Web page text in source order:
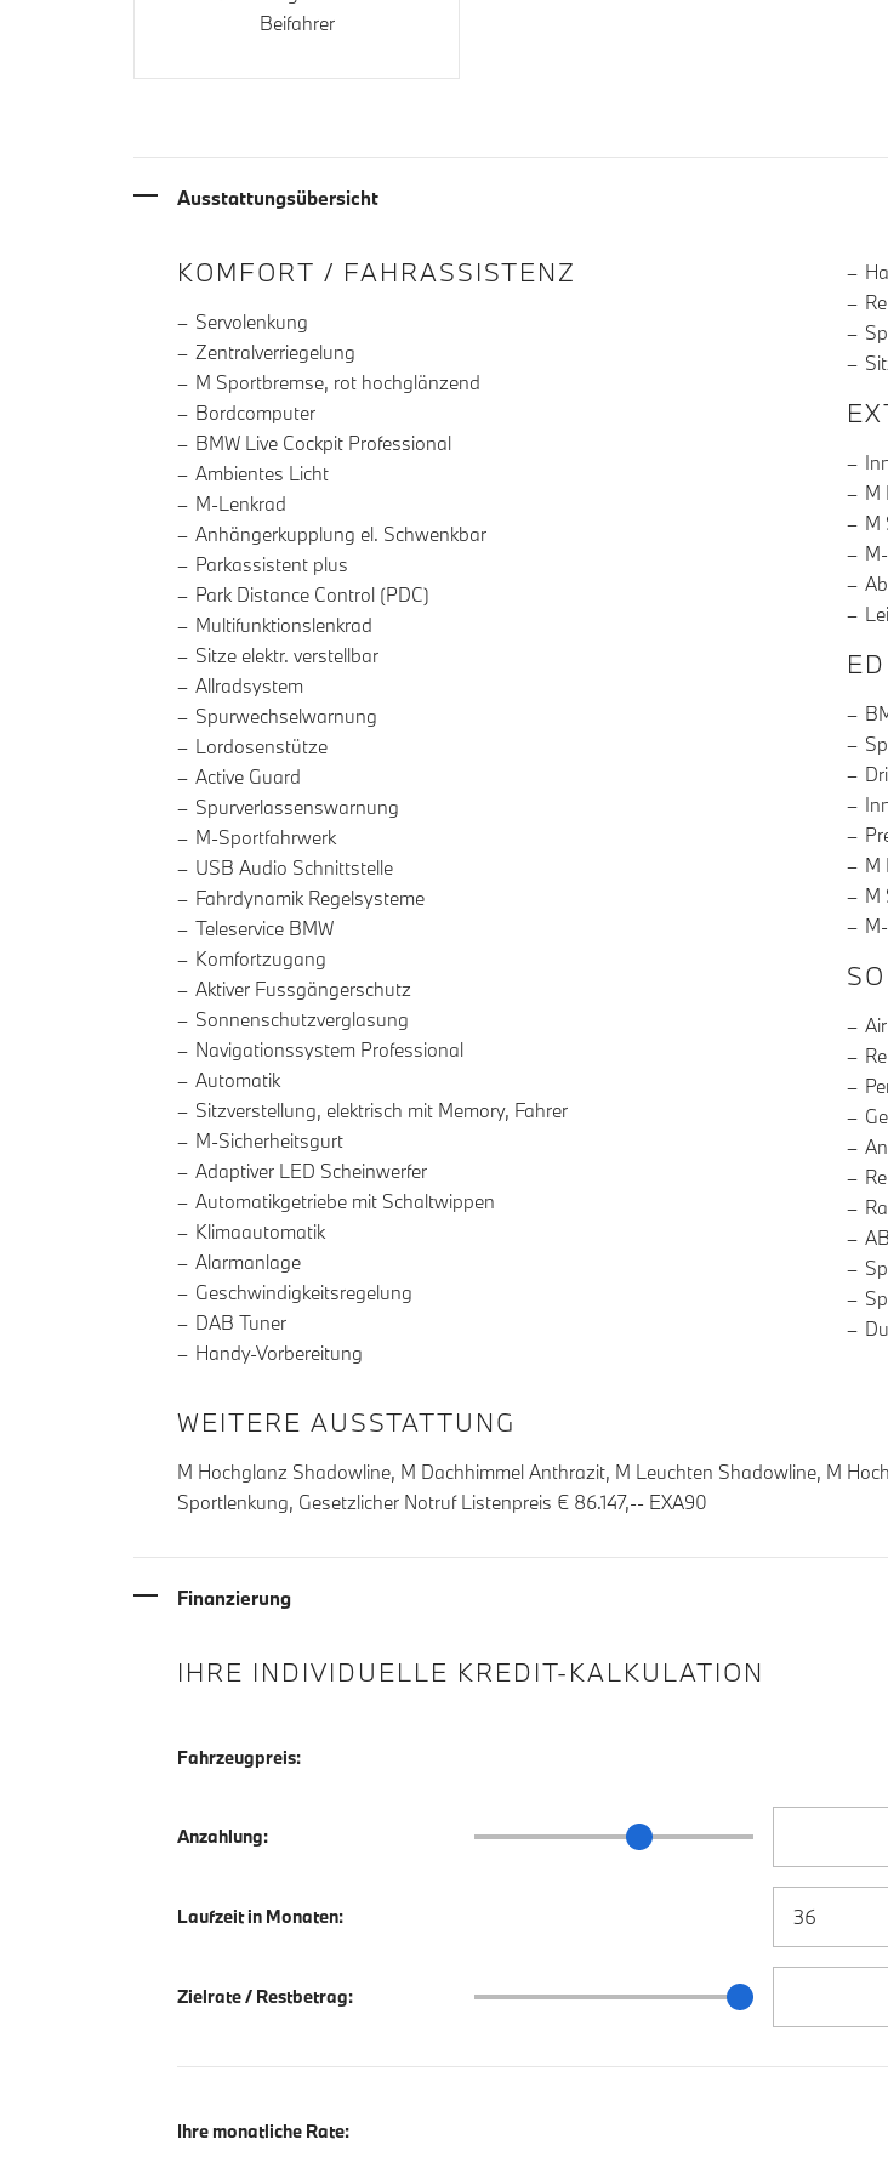
Beifahrer
Ausstattungsübersicht
INFORMATIONEN ÜBER DIE AUSSTATTUNG
KOMFORT / FAHRASSISTENZ
Servolenkung
Zentralverriegelung
M Sportbremse, rot hochglänzend
Bordcomputer
BMW Live Cockpit Professional
Ambientes Licht
M-Lenkrad
Anhängerkupplung el. Schwenkbar
Parkassistent plus
Park Distance Control (PDC)
Multifunktionslenkrad
Sitze elektr. verstellbar
Allradsystem
Spurwechselwarnung
Lordosenstütze
Active Guard
Spurverlassenswarnung
M-Sportfahrwerk
USB Audio Schnittstelle
Fahrdynamik Regelsysteme
Teleservice BMW
Komfortzugang
Aktiver Fussgängerschutz
Sonnenschutzverglasung
Navigationssystem Professional
Automatik
Sitzverstellung, elektrisch mit Memory, Fahrer
M-Sicherheitsgurt
Adaptiver LED Scheinwerfer
Automatikgetriebe mit Schaltwippen
Klimaautomatik
Alarmanlage
Geschwindigkeitsregelung
DAB Tuner
Handy-Vorbereitung
M
M
M
M
WEITERE AUSSTATTUNG
M Hochglanz Shadowline, M Dachhimmel Anthrazit, M Leuchten Shadowline, M
Sportlenkung, Gesetzlicher Notruf Listenpreis € 86.147,-- EXA90
Finanzierung
IHRE INDIVIDUELLE KREDIT-KALKULATION
Fahrzeugpreis:
Anzahlung: Anzahlung Schieberegler
Laufzeit in Monaten:
Zielrate / Restbetrag: Zielrate / Restbetrag Schieberegler
Ihre monatliche Rate: